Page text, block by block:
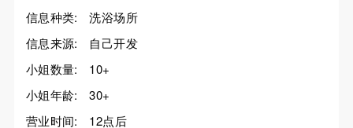
信息种类:
洗浴场所
信息来源:
自己开发
小姐数量:
10+
小姐年龄:
30+
营业时间:
12点后